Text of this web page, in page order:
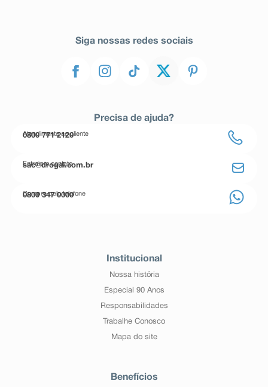
Siga nossas redes sociais
Precisa de ajuda?
Atendimento ao cliente
0800 771 2120
Entre em contato
sac@drogal.com.br
Compre pelo telefone
0800 347 0000
Institucional
Nossa história
Especial 90 Anos
Responsabilidades
Trabalhe Conosco
Mapa do site
Benefícios